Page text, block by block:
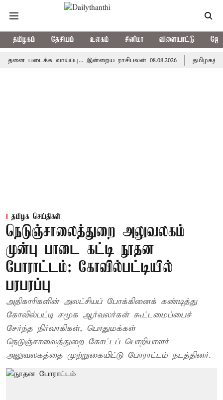
தமிழகம் தேசியம் உலகம் சினிமா விளையாட்டு
வாய்ப்பு... இன்றைய ராசிபலன் 08.08.2026 தமிழகத்தில்
தமிழக செய்திகள்
நெடுஞ்சாலைத்துறை அலுவலகம்
முன்பு பாடை கட்டி நூதன
போராட்டம்: கோவில்பட்டியில்
பரபரப்பு
அதிகாரிகளின் அலட்சியப் போக்கினைக் கண்டித்து
கோவில்பட்டி சமூக ஆர்வலர்கள் கூட்டமைப்பைச்
சேர்ந்த நிர்வாகிகள், பொதுமக்கள்
நெடுஞ்சாலைத்துறை கோட்டப் பொறியாளர்
அலுவலகத்தை முற்றுகையிட்டு போராட்டம் நடத்தினர்.